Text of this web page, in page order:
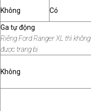
Không Có
Ga tự động
Riêng Ford Ranger XL thì không
được trang bị
Không